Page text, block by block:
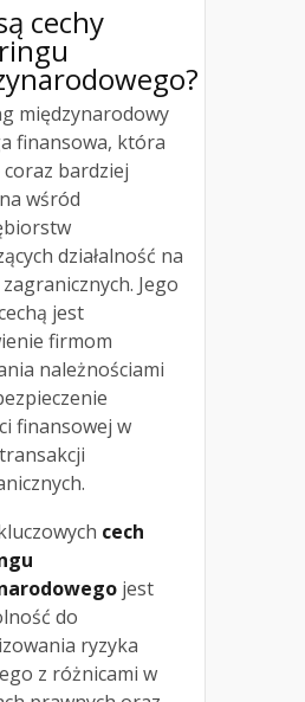
cechy
międzynarodowy
finansowa, która
bardziej
wśród
działalność na
Jego
jest
firmom
należnościami
finansowej w
cech
jest
do
ryzyka
z różnicami w